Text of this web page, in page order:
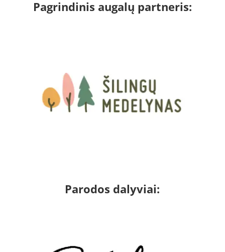
Pagrindinis augalų partneris:
Parodos dalyviai: